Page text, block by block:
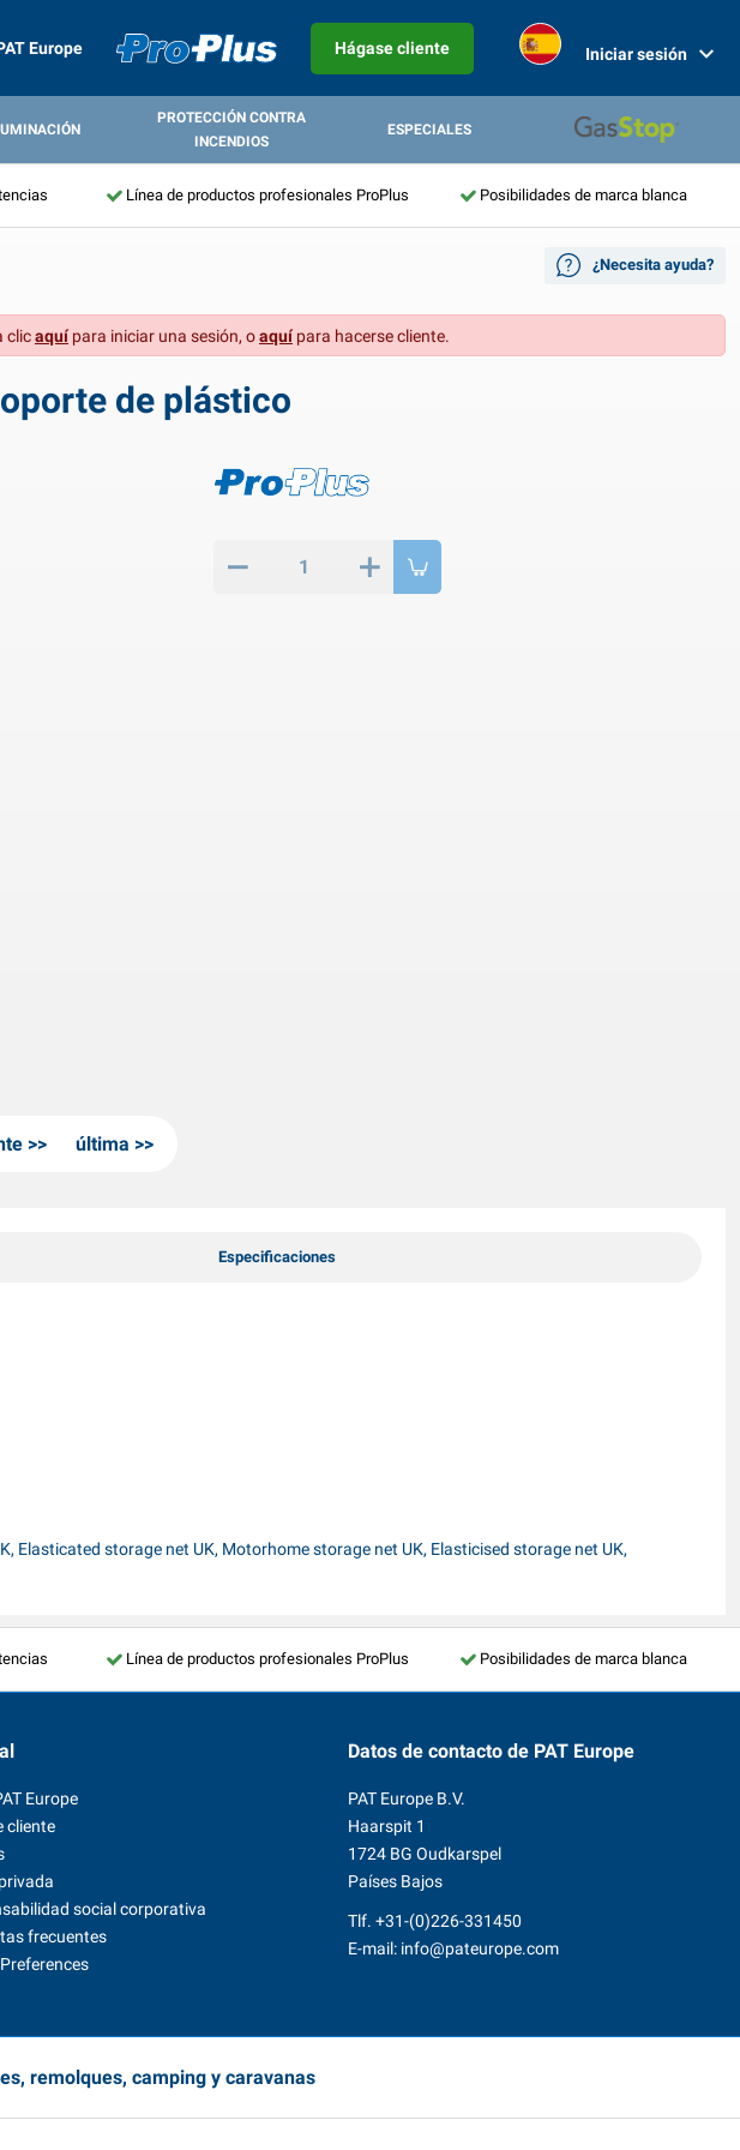
Europe Hágase cliente Iniciar sesión
PROTECCIÓN CONTRA
INCENDIOS
ESPECIALES
Línea de productos profesionales ProPlus Posibilidades de marca blanca
¿Necesita ayuda?
clicaquípara iniciar una sesión, oaquípara hacerse cliente.
de plástico
última
Especificaciones
storage net UK, Motorhome storage net UK, Elasticised storage net UK,
Línea de productos profesionales ProPlus Posibilidades de marca blanca
Europe
cliente
social corporativa
frecuentes
Datos de contacto de PAT Europe
PAT Europe B.V.
Haarspit 1
1724 BG Oudkarspel
Países Bajos
Tlf. +31-(0)226-331450
E-mail: info@pateurope.com
remolques, camping y caravanas